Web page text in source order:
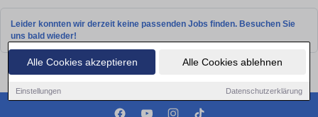
Alle Cookies akzeptieren Alle Cookies ablehnen
Einstellungen Datenschutzerklärung
Leider konnten wir derzeit keine passenden Jobs finden. Besuchen Sie
uns bald wieder!